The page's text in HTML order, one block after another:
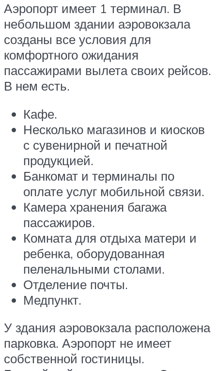
Аэропорт имеет 1 терминал. В
небольшом здании аэровокзала
созданы все условия для
комфортного ожидания
пассажирами вылета своих рейсов.
В нем есть.
Кафе.
Несколько магазинов и киосков
с сувенирной и печатной
продукцией.
Банкомат и терминалы по
оплате услуг мобильной связи.
Камера хранения багажа
пассажиров.
Комната для отдыха матери и
ребенка, оборудованная
пеленальными столами.
Отделение почты.
Медпункт.
У здания аэровокзала расположена
парковка. Аэропорт не имеет
собственной гостиницы.